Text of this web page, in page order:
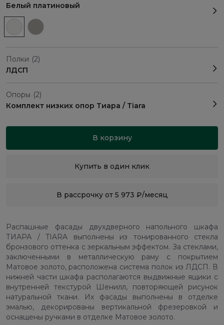
Белый платиновый
Полки (2)
ЛДСП
Опоры (2)
Комплект низких опор Тиара / Tiara
В корзину
Купить в один клик
В рассрочку от 5 973 ₽/месяц
Распашные фасады двухдверного напольного шкафа
ТИАРА / TIARA выполнены из тонированного стекла
бронзового оттенка с зеркальным эффектом. За стеклами,
заключенными в металлическую раму с покрытием
Матовое золото, расположена система полок из ЛДСП. В
нижней части шкафа располагаются выдвижные ящики с
внутренней текстурой Шенилл, повторяющей рисунок
натуральной ткани. Их фасады выполнены в отделке
эмалью, декорированы вертикальной фрезеровкой и
оснащены ручками в отделке Матовое золото.